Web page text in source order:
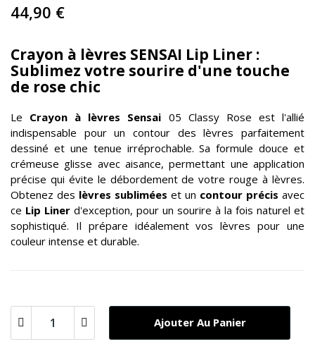
44,90 €
Crayon à lèvres SENSAI Lip Liner :
Sublimez votre sourire d'une touche
de rose chic
Le Crayon à lèvres Sensai 05 Classy Rose est l'allié
indispensable pour un contour des lèvres parfaitement
dessiné et une tenue irréprochable. Sa formule douce et
crémeuse glisse avec aisance, permettant une application
précise qui évite le débordement de votre rouge à lèvres.
Obtenez des lèvres sublimées et un contour précis avec
ce Lip Liner d'exception, pour un sourire à la fois naturel et
sophistiqué. Il prépare idéalement vos lèvres pour une
couleur intense et durable.
Ajouter Au Panier